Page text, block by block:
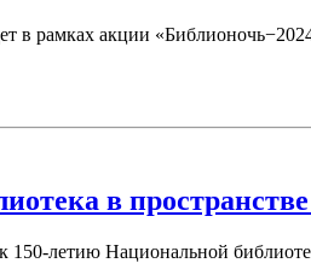
в рамках акции
в
150-летию Национальной